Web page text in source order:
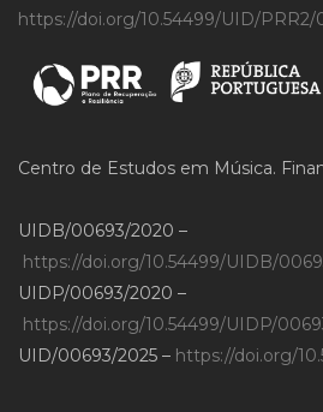
https://doi.org/10.54499/UID/PRR2/
Centro de Estudos em Música.
UIDB/00693/2020 –
https://doi.org/10.54499/UIDB/
UIDP/00693/2020 –
https://doi.org/10.54499/UIDP/
UID/00693/2025 – https://doi.org/